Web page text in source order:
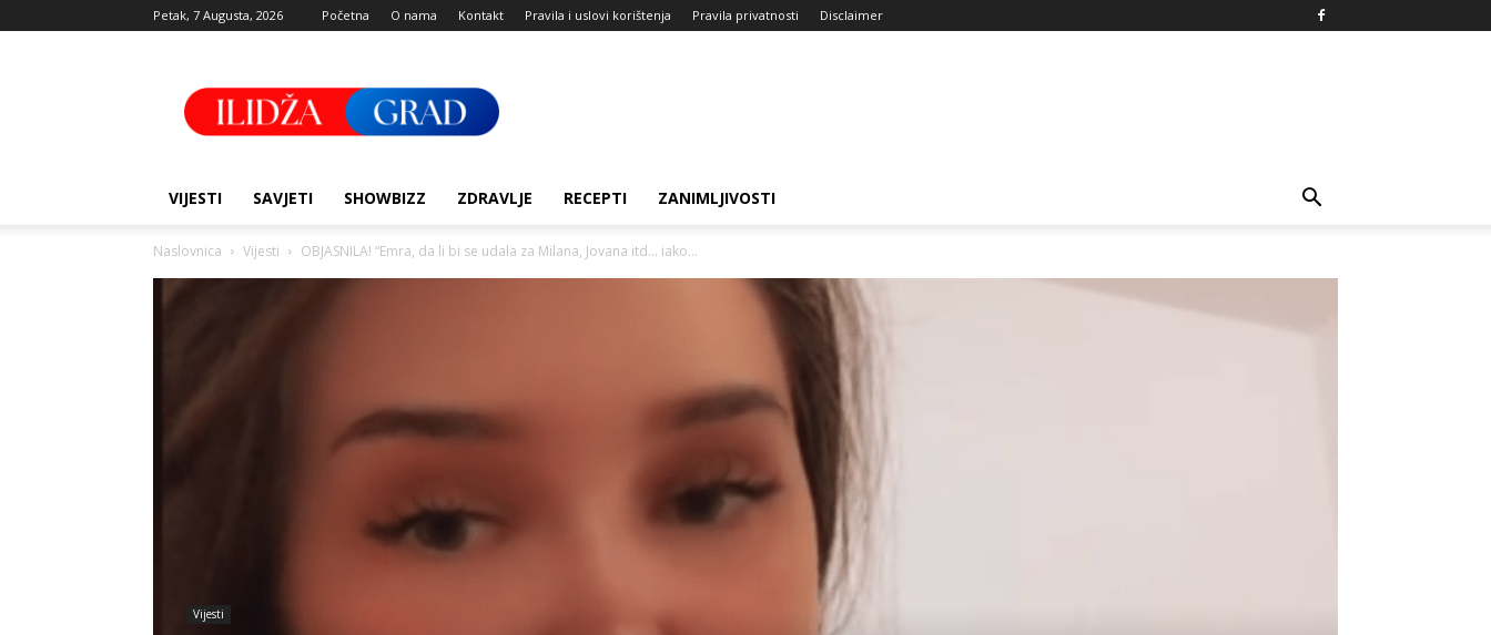
Petak, 7 Augusta, 2026 Početna O nama Kontakt Pravila i uslovi korištenja Pravila privatnosti Disclaimer
Grad
VIJESTI SAVJETI SHOWBIZZ ZDRAVLJE RECEPTI ZANIMLJIVOSTI
Naslovnica Vijesti OBJASNILA! “Emra, da li bi se udala za Milana, Jovana itd… iako...
Vijesti